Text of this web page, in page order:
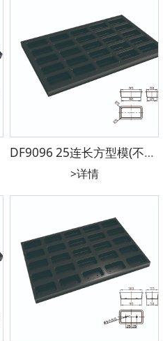
DF9096 25连长方型模(不沾) 镀铝 600*400*30mm 95*50*25mm（90*50）
>详情